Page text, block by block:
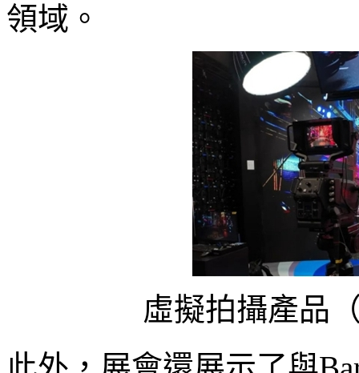
領域。
虛擬拍攝產品